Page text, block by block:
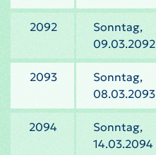
2092
Sonntag,
09.03.2092
2093
Sonntag,
08.03.2093
2094
Sonntag,
14.03.2094